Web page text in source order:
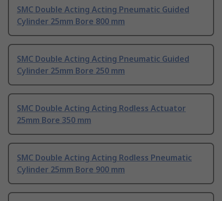
SMC Double Acting Acting Pneumatic Guided
Cylinder 25mm Bore 800 mm
SMC Double Acting Acting Pneumatic Guided
Cylinder 25mm Bore 250 mm
SMC Double Acting Acting Rodless Actuator
25mm Bore 350 mm
SMC Double Acting Acting Rodless Pneumatic
Cylinder 25mm Bore 900 mm